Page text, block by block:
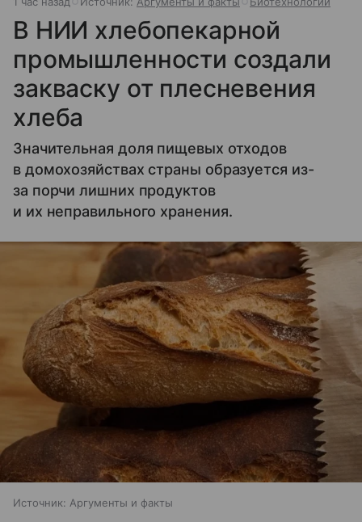
В НИИ хлебопекарной
промышленности создали
закваску от плесневения
хлеба
Значительная доля пищевых отходов
в домохозяйствах страны образуется из-
за порчи лишних продуктов
и их неправильного хранения.
Источник: Аргументы и факты